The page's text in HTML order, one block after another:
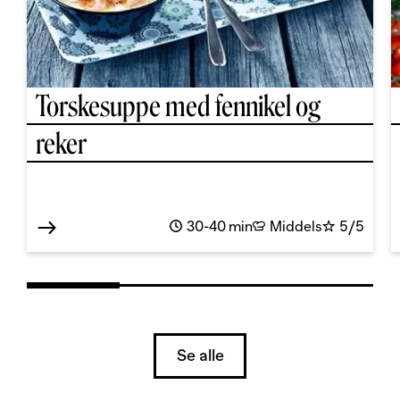
Torskesuppe med fennikel og
reker
30-40 min Middels 5/5
Se alle